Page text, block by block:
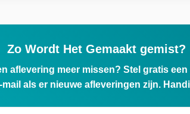
Zo Wordt Het Gemaakt gemist?
aflevering meer missen? Stel gratis
mail als er nieuwe afleveringen zijn.